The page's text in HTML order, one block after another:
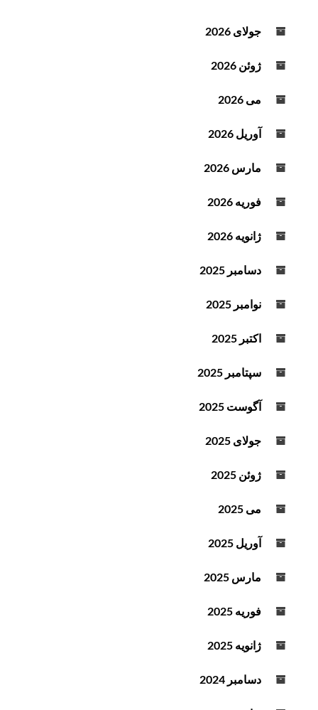
ه
و
جولای 2026
ژوئن 2026
می 2026
آوریل 2026
مارس 2026
فوریه 2026
ژانویه 2026
دسامبر 2025
نوامبر 2025
اکتبر 2025
سپتامبر 2025
آگوست 2025
جولای 2025
ژوئن 2025
می 2025
آوریل 2025
مارس 2025
فوریه 2025
ژانویه 2025
دسامبر 2024